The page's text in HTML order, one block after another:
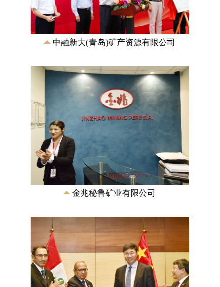
中融新大(青岛)矿产资源有限公司
面积263平方公里。按照控制资源量，属
于世界超大型矽卡岩矿床，同时也是世界
上最大的...
金兆秘鲁矿业有限公司
《中融新大集团和秘鲁能源与矿业部关于
推动矿业和冶金工业发展协议》签订
2016年11月21日，在秘鲁第一副总统兼交
通与通信部部长马丁·比斯卡拉和国家发改
委主任徐绍史的见签下，《中融新大集团
《秘鲁邦沟多金属矿资源储量核实报告》